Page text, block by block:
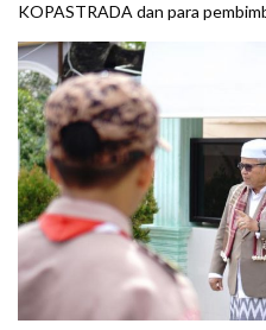
KOPASTRADA dan para